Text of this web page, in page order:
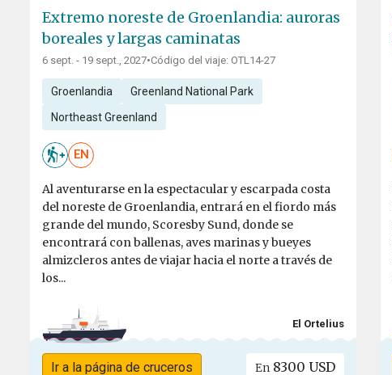
Extremo noreste de Groenlandia: auroras
boreales y largas caminatas
6 sept. - 19 sept., 2027•Código del viaje: OTL14-27
Groenlandia Greenland National Park
Northeast Greenland
EN
Al aventurarse en la espectacular y escarpada costa
del noreste de Groenlandia, entrará en el fiordo más
grande del mundo, Scoresby Sund, donde se
encontrará con ballenas, aves marinas y bueyes
almizcleros antes de viajar hacia el norte a través de
los...
El Ortelius
Ir a la página de cruceros En 8300 USD